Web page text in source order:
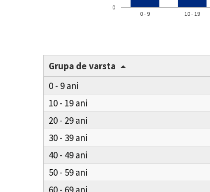
0 - 9 10 - 19
0
Grupa de varsta
0 - 9
10 - 19
20 - 29
30 - 39
40 - 49
50 - 59